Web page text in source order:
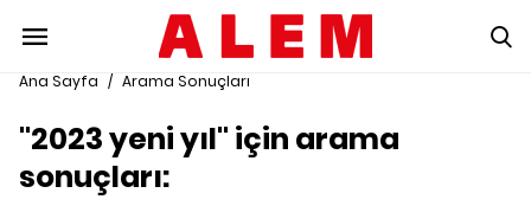
Ana Sayfa / Arama Sonuçları
"2023 yeni yıl" için arama
sonuçları: